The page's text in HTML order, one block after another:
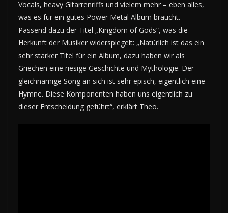
Vocals, heavy Gitarrenriffs und vielem mehr – eben alles,
was es für ein gutes Power Metal Album braucht.
Passend dazu der Titel „Kingdom of Gods“, was die
Herkunft der Musiker widerspiegelt: „Natürlich ist das ein
sehr starker Titel für ein Album, dazu haben wir als
Griechen eine riesige Geschichte und Mythologie. Der
gleichnamige Song an sich ist sehr episch, eigentlich eine
Hymne. Diese Komponenten haben uns eigentlich zu
dieser Entscheidung geführt“, erklärt Theo.